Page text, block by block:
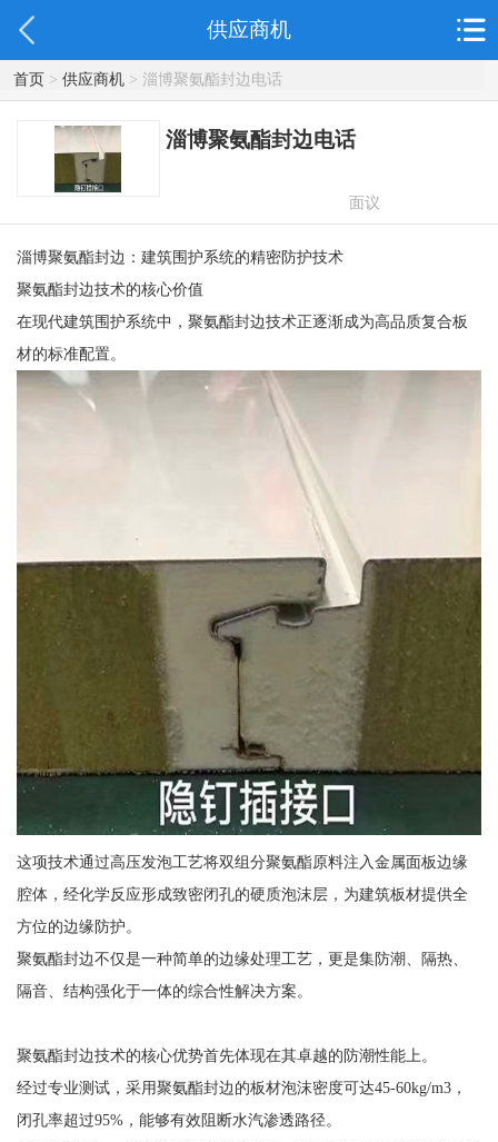
供应商机
首页> 供应商机> 淄博聚氨酯封边电话
淄博聚氨酯封边电话
面议
淄博聚氨酯封边：建筑围护系统的精密防护技术
聚氨酯封边技术的核心价值
在现代建筑围护系统中，聚氨酯封边技术正逐渐成为高品质复合板
材的标准配置。
这项技术通过高压发泡工艺将双组分聚氨酯原料注入金属面板边缘
腔体，经化学反应形成致密闭孔的硬质泡沫层，为建筑板材提供全
方位的边缘防护。
聚氨酯封边不仅是一种简单的边缘处理工艺，更是集防潮、隔热、
隔音、结构强化于一体的综合性解决方案。
聚氨酯封边技术的核心优势首先体现在其卓越的防潮性能上。
经过专业测试，采用聚氨酯封边的板材泡沫密度可达45-60kg/m3，
闭孔率超过95%，能够有效阻断水汽渗透路径。